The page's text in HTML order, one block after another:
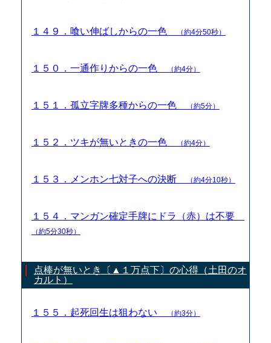
１４９．喰い伸ばしからの一色 （約4分50秒）
１５０．一通作りからの一色 （約4分）
１５１．孤立字牌多種からの一色 （約5分）
１５２．ツキが無いときの一色 （約4分）
１５３．メンホン七対子への決断 （約4分10秒）
１５４．マンガン確定手牌にドラ（赤）は不要
（約5分30秒）
点棒が無いとき〔▲１万点下〕の心得（土田のオ
カルト）
１５５．起死回生は狙わない （約3分）